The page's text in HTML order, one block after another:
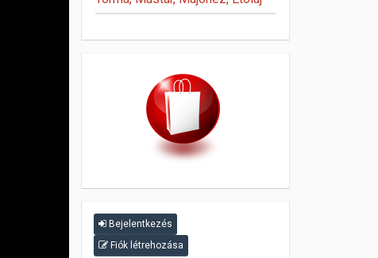
Bejelentkezés
Fiók létrehozása